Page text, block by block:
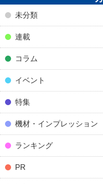
未分類
連載
コラム
イベント
特集
機材・インプレッション
ランキング
PR